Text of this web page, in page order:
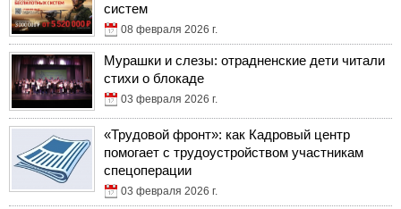
систем
08 февраля 2026 г.
Мурашки и слезы: отрадненские дети читали
стихи о блокаде
03 февраля 2026 г.
«Трудовой фронт»: как Кадровый центр
помогает с трудоустройством участникам
спецоперации
03 февраля 2026 г.